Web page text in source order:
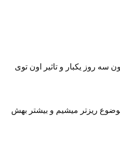
سه روز یکبار و تاثیر اون توی
موضوع ریزتر میشیم و بیشتر بهش